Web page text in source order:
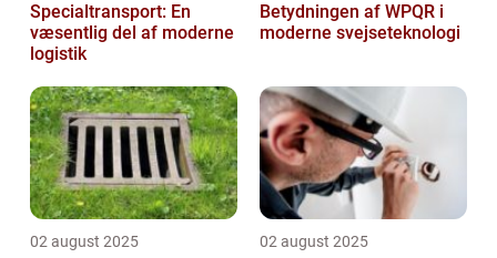
Specialtransport: En
væsentlig del af moderne
logistik
Betydningen af WPQR i
moderne svejseteknologi
02 august 2025 02 august 2025